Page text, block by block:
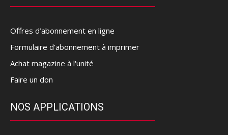
Offres d’abonnement en ligne
Formulaire d'abonnement à imprimer
Achat magazine à l'unité
Faire un don
NOS APPLICATIONS